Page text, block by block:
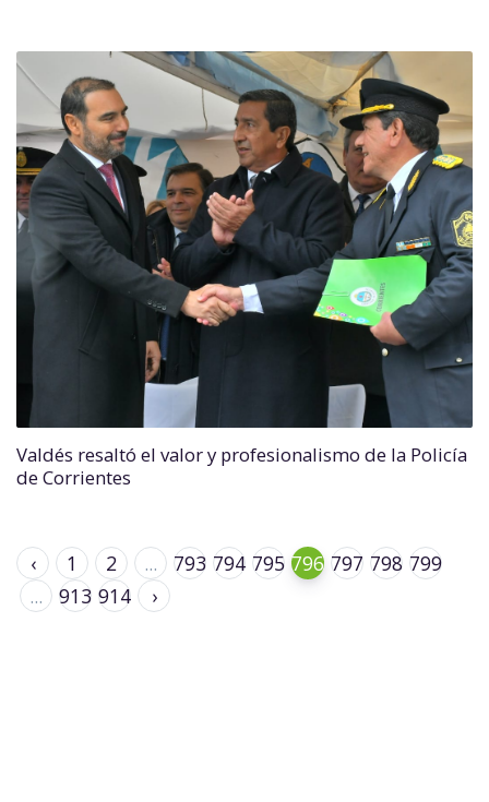
Valdés resaltó el valor y profesionalismo de la Policía
de Corrientes
‹ 1 2 ... 793 794 795 796 797 798 799
...
913 914 ›